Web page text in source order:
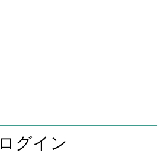
ログイン